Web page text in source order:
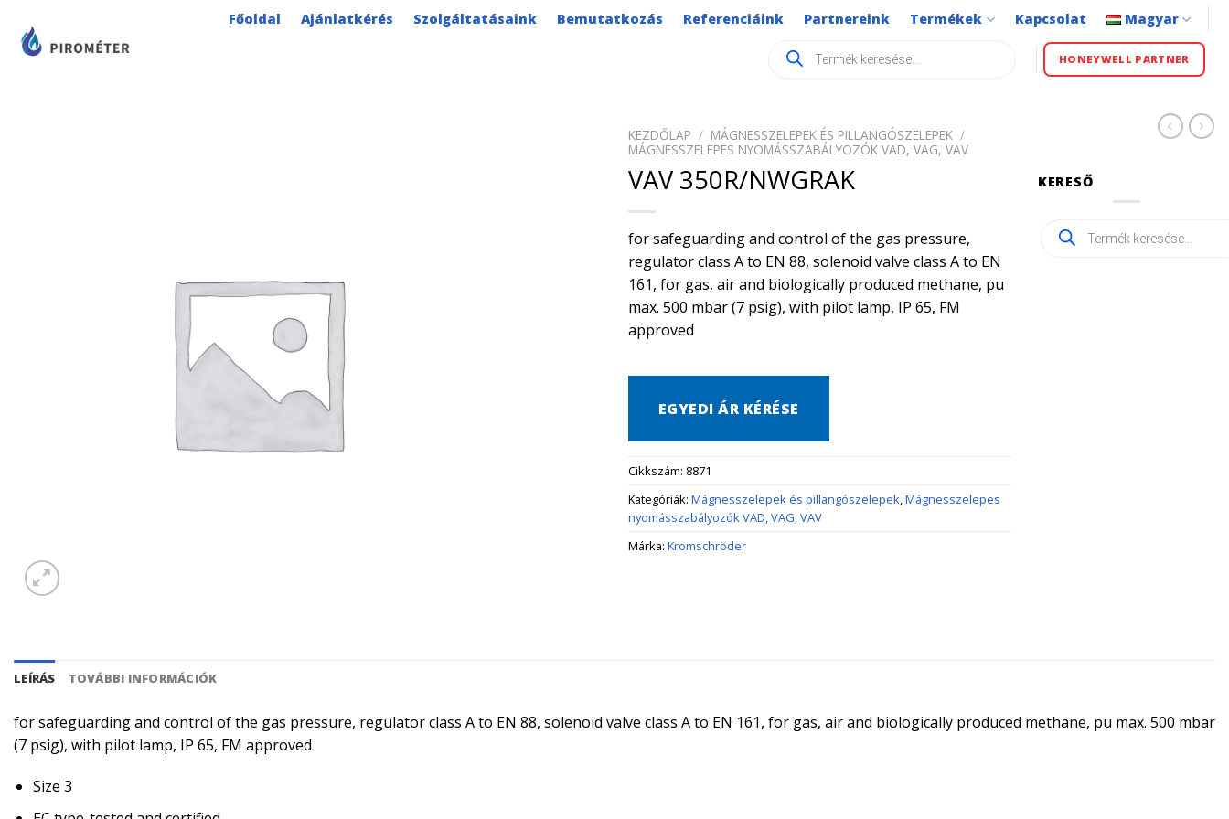
content
Főoldal Ajánlatkérés Szolgáltatásaink Bemutatkozás Referenciáink Partnereink Termékek Kapcsolat Magyar
search HONEYWELL PARTNER
KEZDŐLAP / MÁGNESSZELEPEK ÉS PILLANGÓSZELEPEK /
MÁGNESSZELEPES NYOMÁSSZABÁLYOZÓK VAD, VAG, VAV
VAV 350R/NWGRAK
for safeguarding and control of the gas pressure,
regulator class A to EN 88, solenoid valve class A to EN
161, for gas, air and biologically produced methane, pu
max. 500 mbar (7 psig), with pilot lamp, IP 65, FM
approved
EGYEDI ÁR KÉRÉSE
Cikkszám: 8871
Kategóriák: Mágnesszelepek és pillangószelepek Mágnesszelepes
nyomásszabályozók VAD, VAG, VAV
Márka: Kromschröder
KERESŐ
Products
search
LEÍRÁS TOVÁBBI INFORMÁCIÓK
for safeguarding and control of the gas pressure, regulator class A to EN 88, solenoid valve class A to EN 161, for gas, air and biologically produced methane, pu max. 500 mbar
(7 psig), with pilot lamp, IP 65, FM approved
Size 3